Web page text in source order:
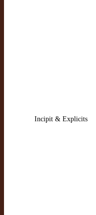
Incipit & Explicits